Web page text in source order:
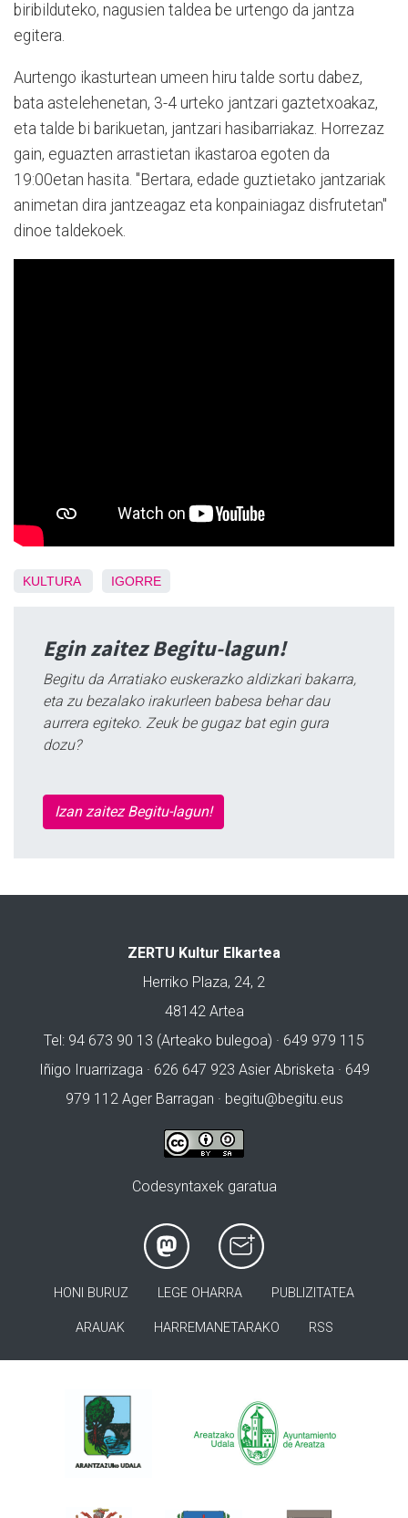
biribilduteko, nagusien taldea be urtengo da jantza
egitera.
Aurtengo ikasturtean umeen hiru talde sortu dabez,
bata astelehenetan, 3-4 urteko jantzari gaztetxoakaz,
eta talde bi barikuetan, jantzari hasibarriakaz. Horrezaz
gain, eguazten arrastietan ikastaroa egoten da
19:00etan hasita. "Bertara, edade guztietako jantzariak
animetan dira jantzeagaz eta konpainiagaz disfrutetan"
dinoe taldekoek.
KULTURA IGORRE
Egin zaitez Begitu-lagun!
Begitu da Arratiako euskerazko aldizkari bakarra,
eta zu bezalako irakurleen babesa behar dau
aurrera egiteko. Zeuk be gugaz bat egin gura
dozu?
Izan zaitez Begitu-lagun!
ZERTU Kultur Elkartea
Herriko Plaza, 24, 2
48142 Artea
Tel: 94 673 90 13 (Arteako bulegoa) · 649 979 115
Iñigo Iruarrizaga · 626 647 923 Asier Abrisketa · 649
979 112 Ager Barragan · begitu@begitu.eus
Codesyntaxek garatua
HONI BURUZ LEGE OHARRA PUBLIZITATEA
ARAUAK HARREMANETARAKO RSS